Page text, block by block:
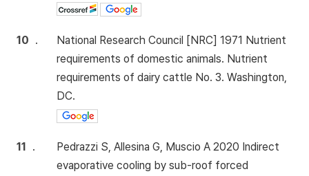
10 .
National Research Council [NRC] 1971 Nutrient
requirements of domestic animals. Nutrient
requirements of dairy cattle No. 3. Washington,
DC.
11 .
Pedrazzi S, Allesina G, Muscio A 2020 Indirect
evaporative cooling by sub-roof forced